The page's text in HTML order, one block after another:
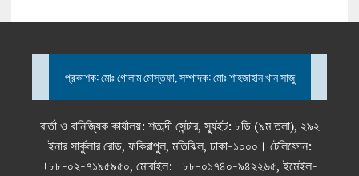
প্রকাশক: মোঃ গোলাম মোস্তফা, সম্পাদক: মোঃ শাহজাহান খান সাজু
বার্তা ও বানিজ্যিক কার্যালয়: শতাব্দী সেন্টার, স্যুইট: ৮ডি (৯ম তলা), ২৯২
ইনার সার্কুলার রোড, ফকিরাপুল, মতিঝিল, ঢাকা-১০০০। টেলিফোন:
+৮৮-০২-৭১৯৫৯৫০, মোবাইল: +৮৮-০১৭৪০-৯৪২২৬৫, ইমেইল-